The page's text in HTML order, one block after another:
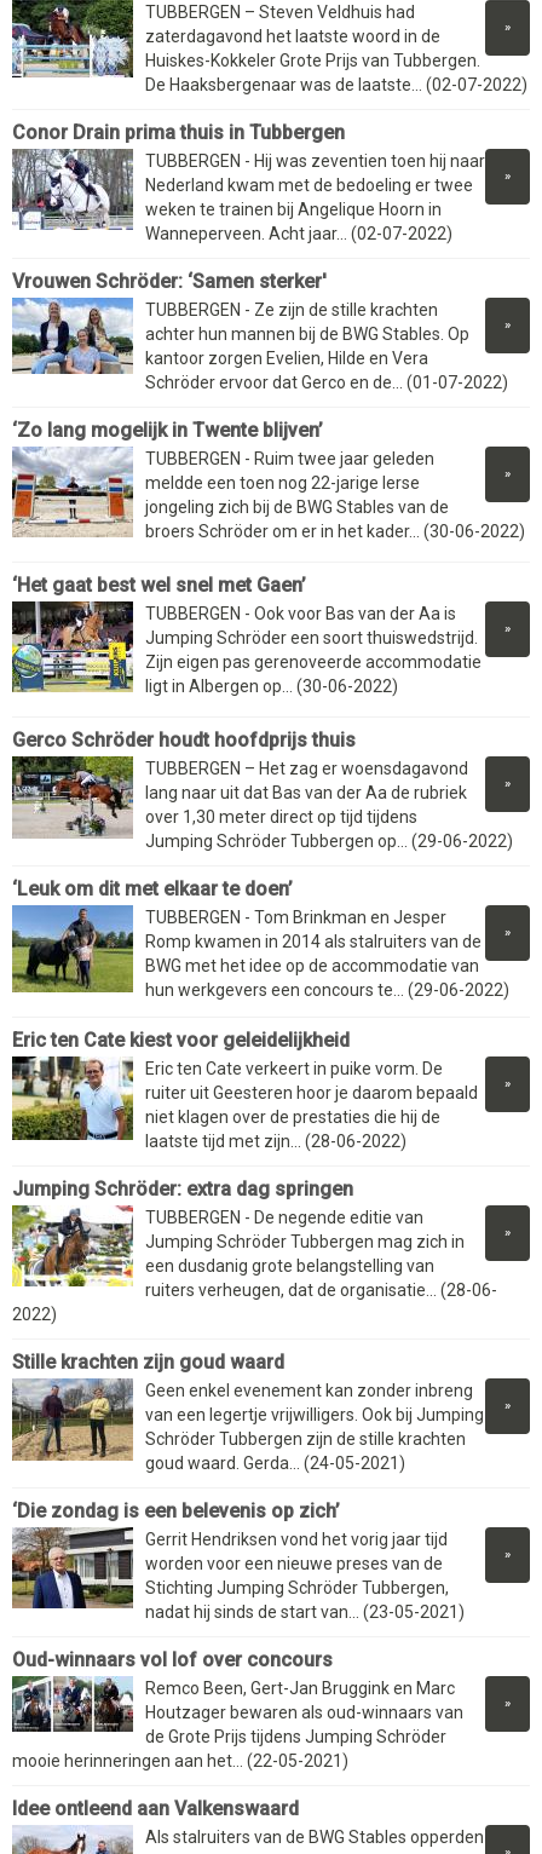
»
TUBBERGEN – Steven Veldhuis had
zaterdagavond het laatste woord in de
Huiskes-Kokkeler Grote Prijs van Tubbergen.
De Haaksbergenaar was de laatste... (02-07-2022)
Conor Drain prima thuis in Tubbergen
»
TUBBERGEN - Hij was zeventien toen hij naar
Nederland kwam met de bedoeling er twee
weken te trainen bij Angelique Hoorn in
Wanneperveen. Acht jaar... (02-07-2022)
Vrouwen Schröder: ‘Samen sterker'
»
TUBBERGEN - Ze zijn de stille krachten
achter hun mannen bij de BWG Stables. Op
kantoor zorgen Evelien, Hilde en Vera
Schröder ervoor dat Gerco en de... (01-07-2022)
‘Zo lang mogelijk in Twente blijven’
»
TUBBERGEN - Ruim twee jaar geleden
meldde een toen nog 22-jarige Ierse
jongeling zich bij de BWG Stables van de
broers Schröder om er in het kader... (30-06-2022)
‘Het gaat best wel snel met Gaen’
»
TUBBERGEN - Ook voor Bas van der Aa is
Jumping Schröder een soort thuiswedstrijd.
Zijn eigen pas gerenoveerde accommodatie
ligt in Albergen op... (30-06-2022)
Gerco Schröder houdt hoofdprijs thuis
»
TUBBERGEN – Het zag er woensdagavond
lang naar uit dat Bas van der Aa de rubriek
over 1,30 meter direct op tijd tijdens
Jumping Schröder Tubbergen op... (29-06-2022)
‘Leuk om dit met elkaar te doen’
»
TUBBERGEN - Tom Brinkman en Jesper
Romp kwamen in 2014 als stalruiters van de
BWG met het idee op de accommodatie van
hun werkgevers een concours te... (29-06-2022)
Eric ten Cate kiest voor geleidelijkheid
»
Eric ten Cate verkeert in puike vorm. De
ruiter uit Geesteren hoor je daarom bepaald
niet klagen over de prestaties die hij de
laatste tijd met zijn... (28-06-2022)
Jumping Schröder: extra dag springen
»
TUBBERGEN - De negende editie van
Jumping Schröder Tubbergen mag zich in
een dusdanig grote belangstelling van
ruiters verheugen, dat de organisatie... (28-06-
2022)
Stille krachten zijn goud waard
»
Geen enkel evenement kan zonder inbreng
van een legertje vrijwilligers. Ook bij Jumping
Schröder Tubbergen zijn de stille krachten
goud waard. Gerda... (24-05-2021)
‘Die zondag is een belevenis op zich’
»
Gerrit Hendriksen vond het vorig jaar tijd
worden voor een nieuwe preses van de
Stichting Jumping Schröder Tubbergen,
nadat hij sinds de start van... (23-05-2021)
Oud-winnaars vol lof over concours
»
Remco Been, Gert-Jan Bruggink en Marc
Houtzager bewaren als oud-winnaars van
de Grote Prijs tijdens Jumping Schröder
mooie herinneringen aan het... (22-05-2021)
Idee ontleend aan Valkenswaard
Als stalruiters van de BWG Stables opperden